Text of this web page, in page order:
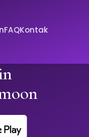
FAQKontak